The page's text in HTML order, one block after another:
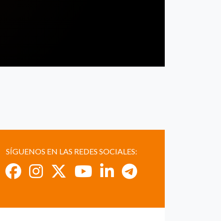
SÍGUENOS EN LAS REDES SOCIALES: